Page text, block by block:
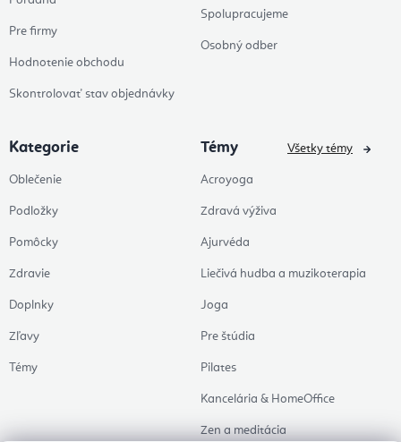
Pre firmy
Hodnotenie obchodu
Skontrolovať stav objednávky
Spolupracujeme
Osobný odber
Kategorie
Oblečenie
Podložky
Pomôcky
Zdravie
Doplnky
Zľavy
Témy
Témy
Acroyoga
Zdravá výživa
Ajurvéda
Liečivá hudba a muzikoterapia
Joga
Pre štúdia
Pilates
Kancelária & HomeOffice
Zen a meditácia
Všetky témy